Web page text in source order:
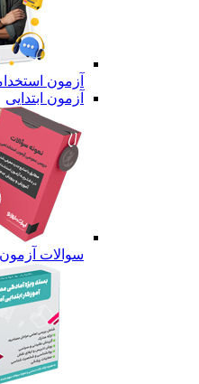
آزمون
آزمون ابتدایی
سوالات آزمون